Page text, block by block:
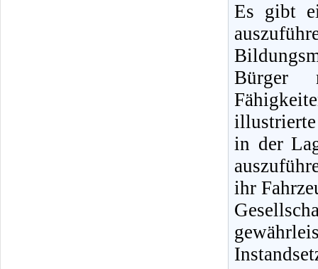
Es gibt
Bürger
in der
ihr